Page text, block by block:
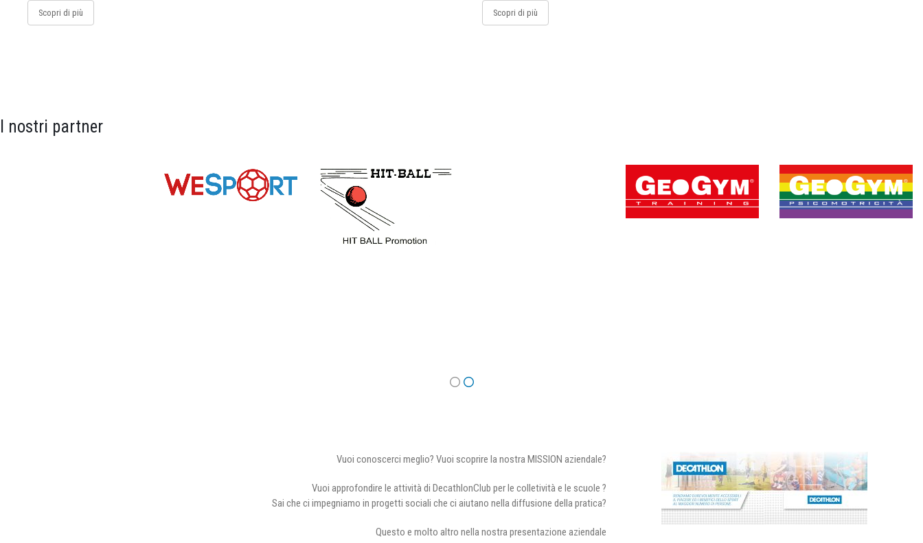
Scopri di più Scopri di più
I nostri partner
Vuoi conoscerci meglio? Vuoi scoprire la nostra MISSION aziendale?
Vuoi approfondire le attività di DecathlonClub per le colletività e le scuole ?
Sai che ci impegniamo in progetti sociali che ci aiutano nella diffusione della pratica?
Questo e molto altro nella nostra presentazione aziendale